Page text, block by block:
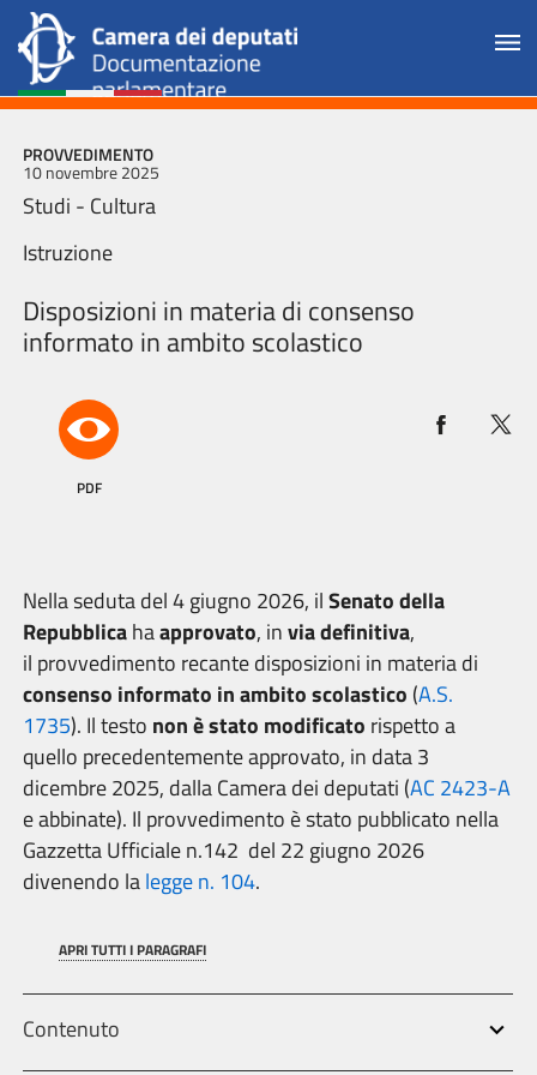
PROVVEDIMENTO
10 novembre 2025
Studi - Cultura
Istruzione
Disposizioni in materia di consenso
informato in ambito scolastico
PDF
Nella seduta del 4 giugno 2026, ilSenato della
Repubblicahaapprovato, invia definitiva,
il provvedimento recante disposizioni in materia di
consenso informato in ambito scolastico (A.S.
1735). Il testo non è stato modificato rispetto a
quello precedentemente approvato, in data 3
dicembre 2025, dalla Camera dei deputati (AC 2423-A
e abbinate). Il provvedimento è stato pubblicato nella
Gazzetta Ufficiale n.142 del 22 giugno 2026
divenendo lalegge n. 104.
APRI TUTTI I PARAGRAFI
Contenuto